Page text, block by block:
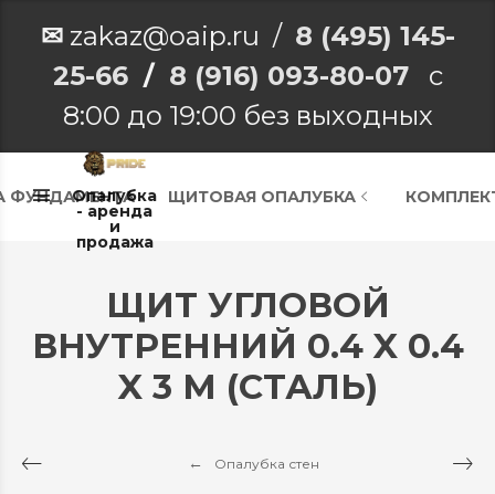
✉zakaz@oaip.ru / 8 (495) 145-
25-66/ 8 (916) 093-80-07с
8:00 до 19:00 без выходных
Опалубка
- аренда
и
продажа
ФУНДАМЕНТА ЩИТОВАЯ ОПАЛУБКА
ЩИТ УГЛОВОЙ
ВНУТРЕННИЙ 0.4 X 0.4
X 3 М (СТАЛЬ)
Опалубка стен